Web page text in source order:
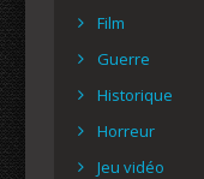
Film
Guerre
Historique
Horreur
Jeu vidéo